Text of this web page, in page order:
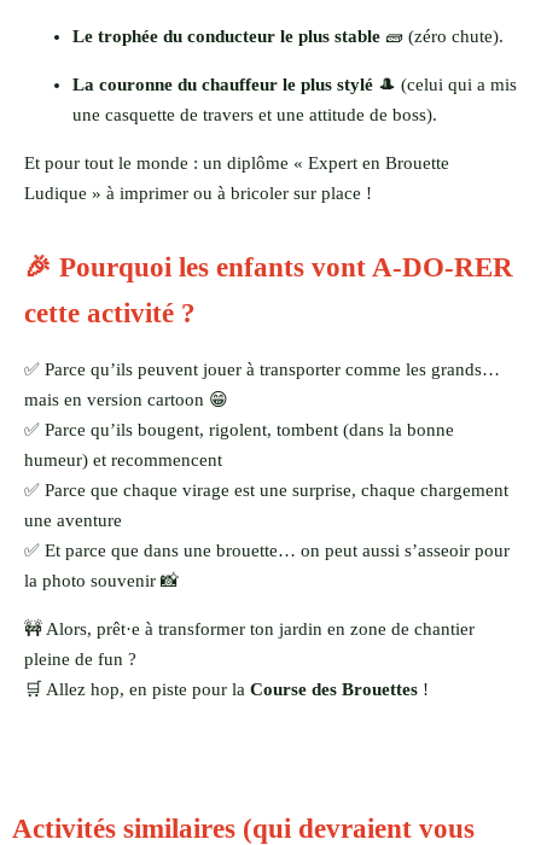
Le trophée du conducteur le plus stable 🧱 (zéro chute).
La couronne du chauffeur le plus stylé 🎩 (celui qui a mis
une casquette de travers et une attitude de boss).
Et pour tout le monde : un diplôme « Expert en Brouette
Ludique » à imprimer ou à bricoler sur place !
🎉 Pourquoi les enfants vont A-DO-RER
cette activité ?
✅ Parce qu’ils peuvent jouer à transporter comme les grands…
mais en version cartoon 😁
✅ Parce qu’ils bougent, rigolent, tombent (dans la bonne
humeur) et recommencent
✅ Parce que chaque virage est une surprise, chaque chargement
une aventure
✅ Et parce que dans une brouette… on peut aussi s’asseoir pour
la photo souvenir 📸
🚧 Alors, prêt·e à transformer ton jardin en zone de chantier
pleine de fun ?
🛒 Allez hop, en piste pour la Course des Brouettes !
Activités similaires (qui devraient vous